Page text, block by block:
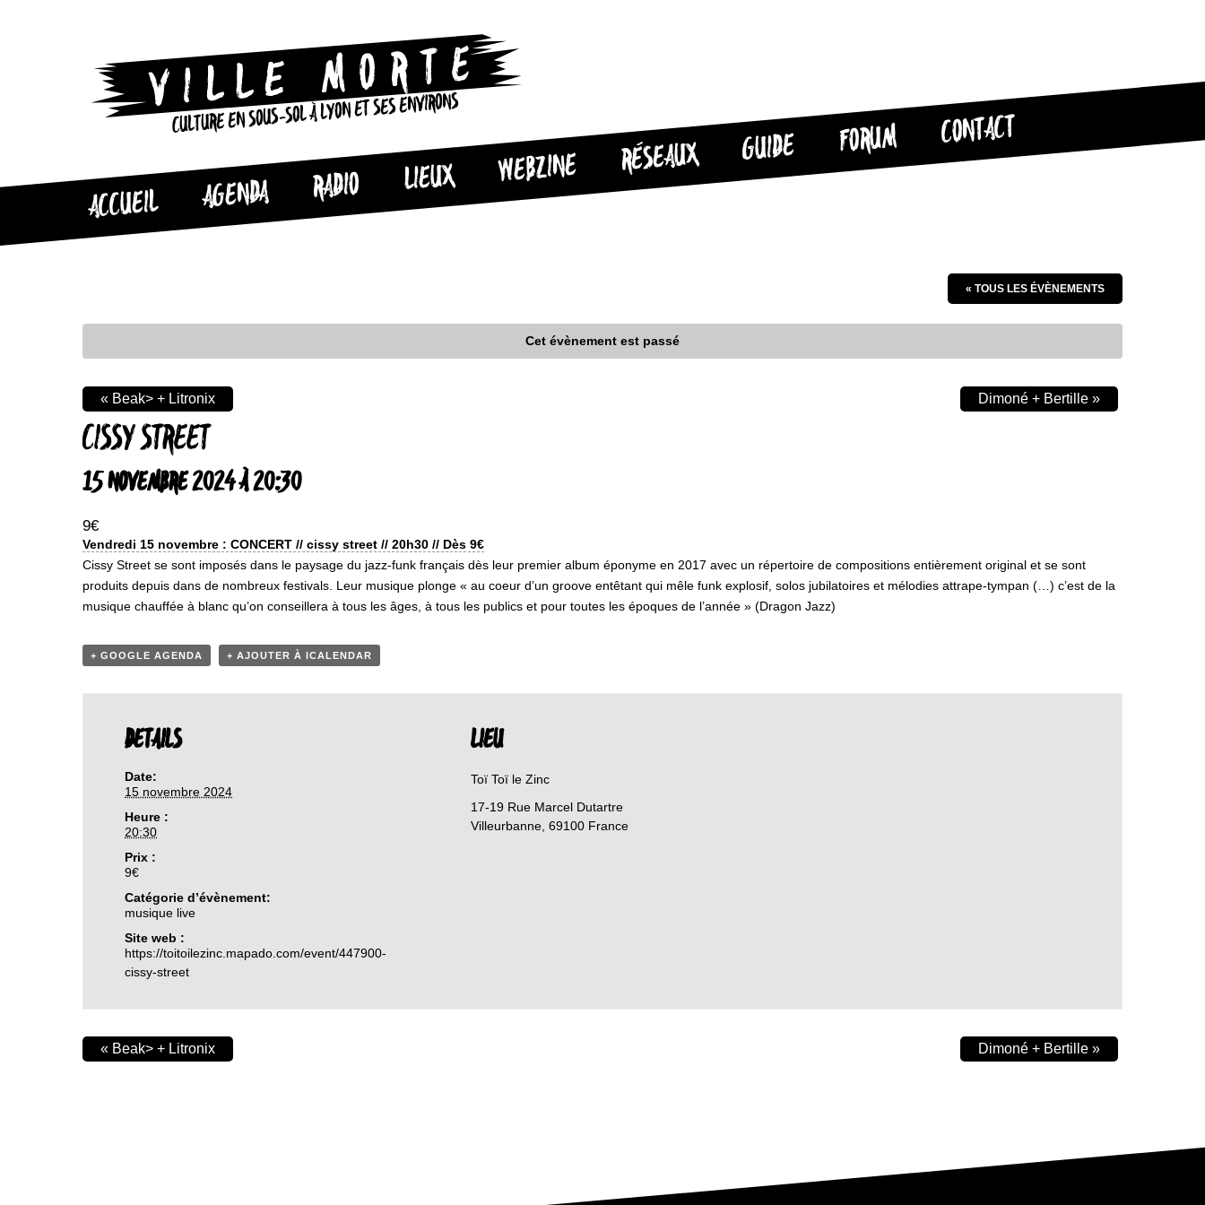
CULTURE EN SOUS-SOL À LYON ET SES ENVIRONS
ACCUEIL AGENDA RADIO LIEUX WEBZINE RÉSEAUX GUIDE FORUM CONTACT
« TOUS LES ÉVÈNEMENTS
Cet évènement est passé
CISSY STREET
15 NOVEMBRE 2024 À 20:30
9€
« Beak> + Litronix Dimoné + Bertille »
Vendredi 15 novembre : CONCERT // cissy street // 20h30 // Dès 9€
Cissy Street se sont imposés dans le paysage du jazz-funk français dès leur premier album éponyme en 2017 avec un répertoire de compositions entièrement original et se sont
produits depuis dans de nombreux festivals. Leur musique plonge « au coeur d’un groove entêtant qui mêle funk explosif, solos jubilatoires et mélodies attrape-tympan (…) c’est de la
musique chauffée à blanc qu’on conseillera à tous les âges, à tous les publics et pour toutes les époques de l’année » (Dragon Jazz)
+ GOOGLE AGENDA + AJOUTER À ICALENDAR
DETAILS
Date:
15 novembre 2024
Heure :
20:30
Prix :
9€
Catégorie d’évènement:
musique live
Site web :
https://toitoilezinc.mapado.com/event/447900-
cissy-street
LIEU
Toï Toï le Zinc
17-19 Rue Marcel Dutartre
Villeurbanne 69100 France
« Beak> + Litronix Dimoné + Bertille »